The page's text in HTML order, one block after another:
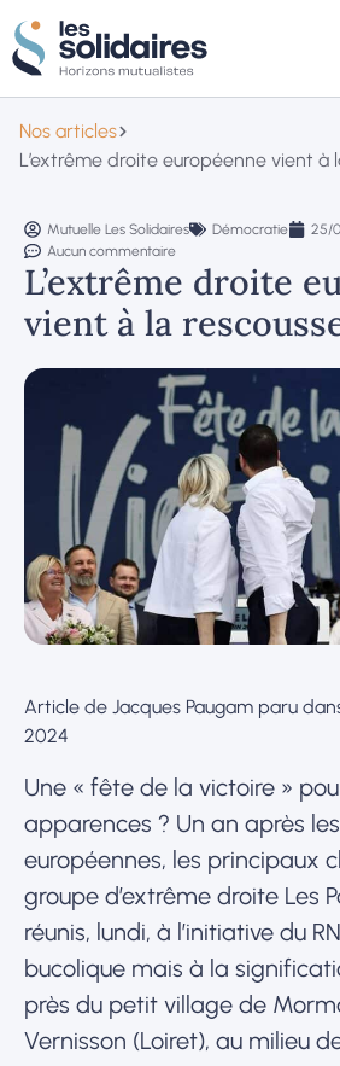
Nos articles
L’extrême droite européenne vient à
Mutuelle Les Solidaires Démocratie
25/
Aucun commentaire
L’extrême droite
vient à la
Article de Jacques Paugam paru
2024
Une « fête de la victoire »
apparences ? Un an après
européennes, les principaux
groupe d’extrême droite Les
réunis, lundi, à l’initiative du
bucolique mais à la
près du petit village de
Vernisson (Loiret), au milieu